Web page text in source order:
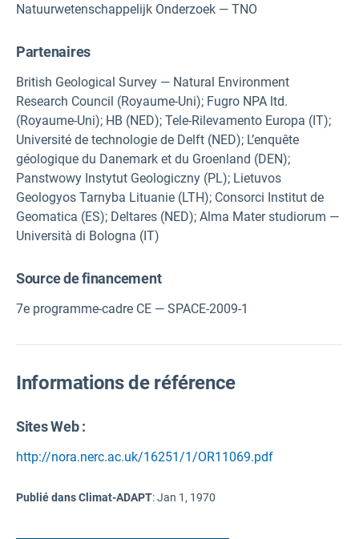
Natuurwetenschappelijk Onderzoek — TNO
Partenaires
British Geological Survey — Natural Environment
Research Council (Royaume-Uni); Fugro NPA ltd.
(Royaume-Uni); HB (NED); Tele-Rilevamento Europa (IT);
Université de technologie de Delft (NED); L’enquête
géologique du Danemark et du Groenland (DEN);
Panstwowy Instytut Geologiczny (PL); Lietuvos
Geologyos Tarnyba Lituanie (LTH); Consorci Institut de
Geomatica (ES); Deltares (NED); Alma Mater studiorum —
Università di Bologna (IT)
Source de financement
7e programme-cadre CE — SPACE-2009-1
Informations de référence
Sites Web :
http://nora.nerc.ac.uk/16251/1/OR11069.pdf
Publié dans Climat-ADAPT:Jan 1, 1970